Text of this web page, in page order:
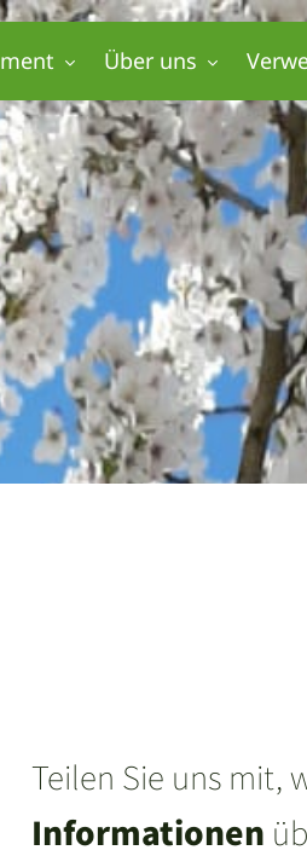
Über uns
Teilen Sie uns mit,
Informationen